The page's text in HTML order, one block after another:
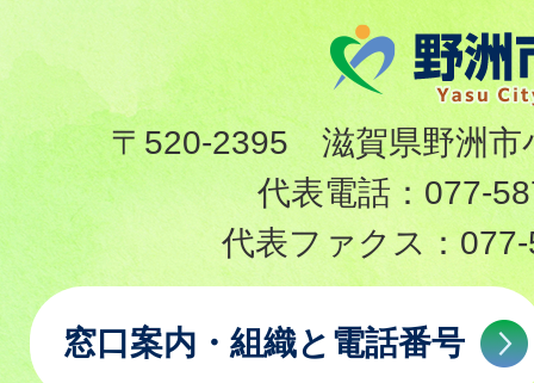
〒520-2395 滋賀県野洲市
代表電話： 077-
代表ファクス：
窓口案内・組織と電話番号